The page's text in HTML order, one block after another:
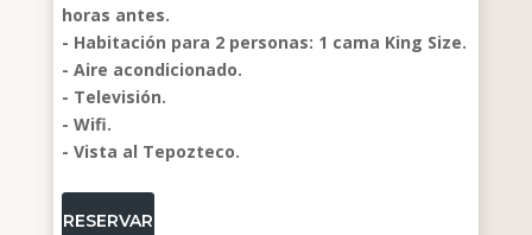
horas antes.
- Habitación para 2 personas: 1 cama King Size.
- Aire acondicionado.
- Televisión.
- ⁠Wifi.
- Vista al Tepozteco.
RESERVAR